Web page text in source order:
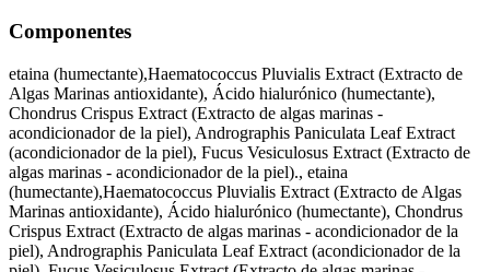
Componentes
etaina (humectante),Haematococcus Pluvialis Extract (Extracto de
Algas Marinas antioxidante), Ácido hialurónico (humectante),
Chondrus Crispus Extract (Extracto de algas marinas -
acondicionador de la piel), Andrographis Paniculata Leaf Extract
(acondicionador de la piel), Fucus Vesiculosus Extract (Extracto de
algas marinas - acondicionador de la piel)., etaina
(humectante),Haematococcus Pluvialis Extract (Extracto de Algas
Marinas antioxidante), Ácido hialurónico (humectante), Chondrus
Crispus Extract (Extracto de algas marinas - acondicionador de la
piel), Andrographis Paniculata Leaf Extract (acondicionador de la